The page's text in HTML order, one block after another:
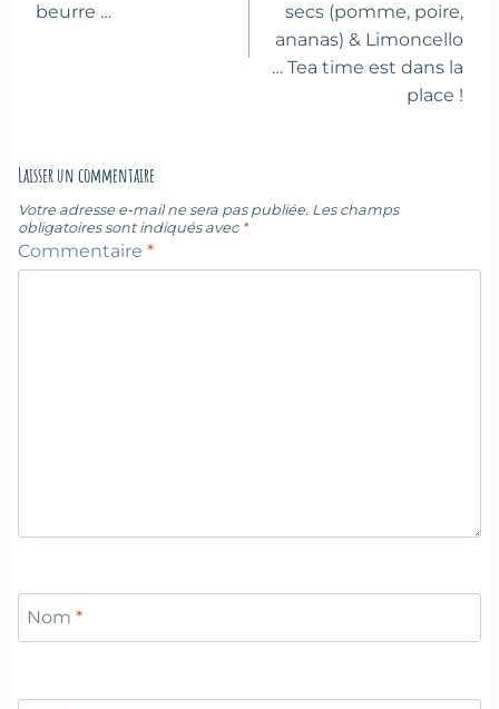
beurre …
secs (pomme, poire,
ananas) & Limoncello
… Tea time est dans la
place !
Laisser un commentaire
Votre adresse e-mail ne sera pas publiée. Les champs
obligatoires sont indiqués avec *
Commentaire *
Nom *